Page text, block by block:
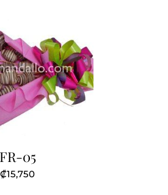
FR-05
₡15,750